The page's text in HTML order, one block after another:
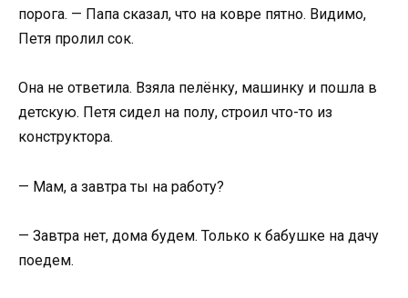
порога. — Папа сказал, что на ковре пятно. Видимо,
Петя пролил сок.
Она не ответила. Взяла пелёнку, машинку и пошла в
детскую. Петя сидел на полу, строил что-то из
конструктора.
— Мам, а завтра ты на работу?
— Завтра нет, дома будем. Только к бабушке на дачу
поедем.